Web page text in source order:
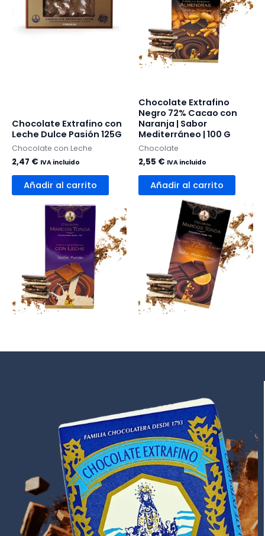
Chocolate Extrafino con
Leche Dulce Pasión 125G
Chocolate con Leche
2,47 € IVA incluido
Añadir al carrito
Chocolate Extrafino
Negro 72% Cacao con
Naranja | Sabor
Mediterráneo | 100 G
Chocolate
2,55 € IVA incluido
Añadir al carrito